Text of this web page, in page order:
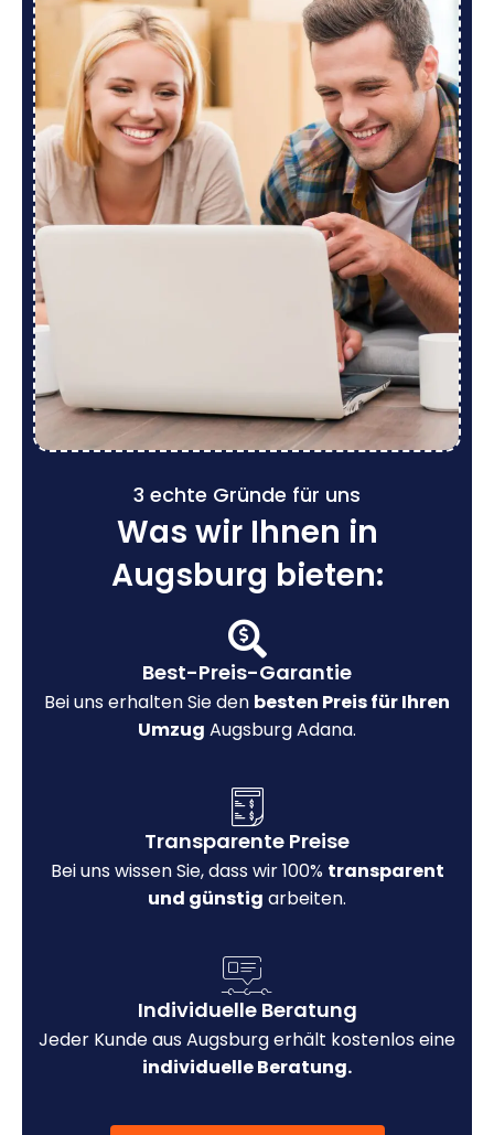
3 echte Gründe für uns
Was wir Ihnen in
Augsburg bieten:
Best-Preis-Garantie
Bei uns erhalten Sie den besten Preis für Ihren
Umzug Augsburg Adana.
Transparente Preise
Bei uns wissen Sie, dass wir 100% transparent
und günstig arbeiten.
Individuelle Beratung
Jeder Kunde aus Augsburg erhält kostenlos eine
individuelle Beratung.